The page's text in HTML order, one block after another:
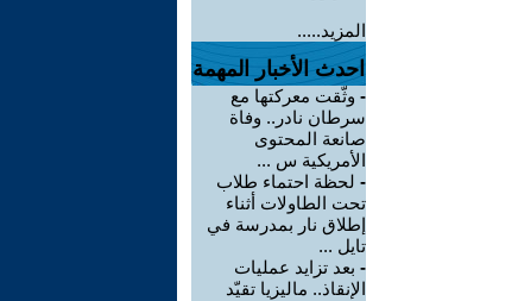
المزيد.....
احدث الأخبار المهمة
- وثّقت معركتها مع
سرطان نادر.. وفاة
صانعة المحتوى
الأمريكية س ...
- لحظة احتماء طلاب
تحت الطاولات أثناء
إطلاق نار بمدرسة في
تايل ...
- بعد تزايد عمليات
الإنقاذ.. ماليزيا تقيّد